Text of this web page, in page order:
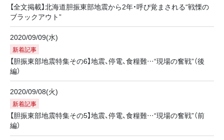
【全文掲載】北海道胆振東部地震から2年・呼び覚まされる“戦慄の
ブラックアウト”
2020/09/09(水)
新着記事
【胆振東部地震特集その6】地震、停電、食糧難…“現場の奮戦”（後
編）
2020/09/08(火)
新着記事
【胆振東部地震特集その5】地震、停電、食糧難…“現場の奮戦”（前
編）